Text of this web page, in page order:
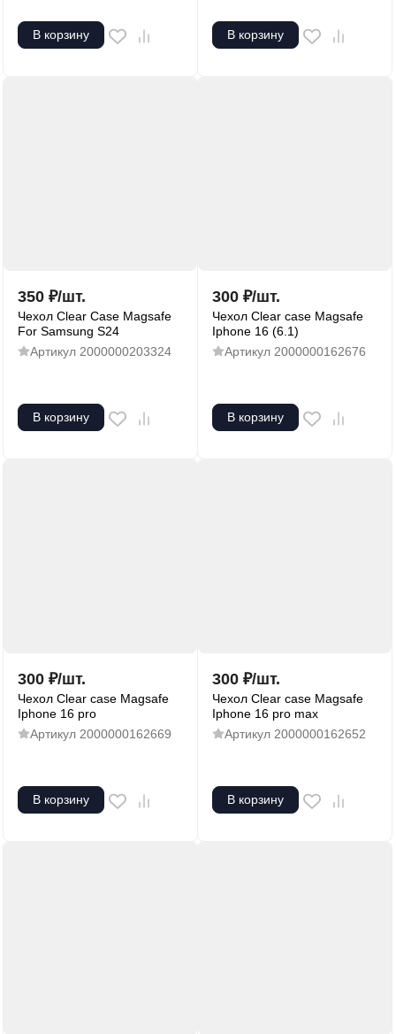
В корзину В корзину
350 ₽/шт.
Чехол Clear Case Magsafe
For Samsung S24
Артикул 2000000203324
В корзину
300 ₽/шт.
Чехол Clear case Magsafe
Iphone 16 (6.1)
Артикул 2000000162676
В корзину
300 ₽/шт.
Чехол Clear case Magsafe
Iphone 16 pro
Артикул 2000000162669
В корзину
300 ₽/шт.
Чехол Clear case Magsafe
Iphone 16 pro max
Артикул 2000000162652
В корзину